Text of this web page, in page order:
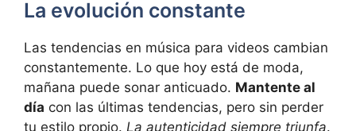
La evolución constante
Las tendencias en música para videos cambian
constantemente. Lo que hoy está de moda,
mañana puede sonar anticuado. Mantente al
día con las últimas tendencias, pero sin perder
tu estilo propio. La autenticidad siempre triunfa.